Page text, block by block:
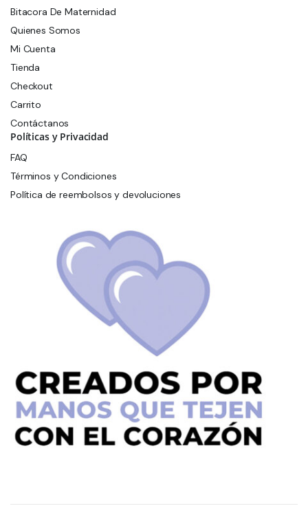
Bitacora De Maternidad
Quienes Somos
Mi Cuenta
Tienda
Checkout
Carrito
Contáctanos
Políticas y Privacidad
FAQ
Términos y Condiciones
Política de reembolsos y devoluciones